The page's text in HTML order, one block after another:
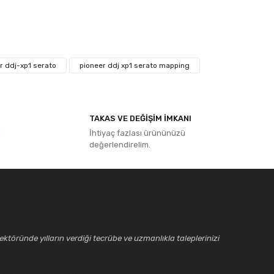
iletebilirsiniz.
ddj-xp1 serato pioneer ddj xp1 serato mapping
TAKAS VE DEĞİŞİM İMKANI
İhtiyaç fazlası ürününüzü
değerlendirelim.
yılların verdiği tecrübe ve uzmanlıkla taleplerinizi